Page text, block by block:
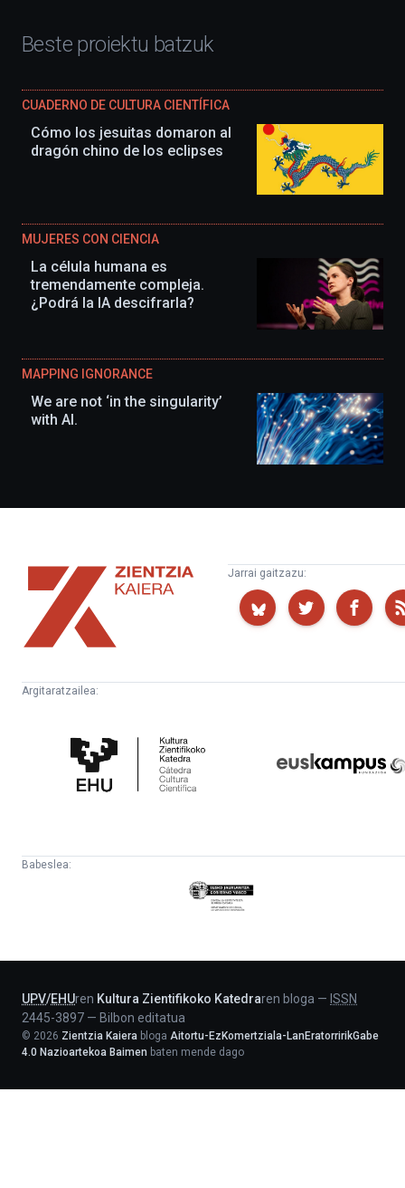
Beste proiektu batzuk
CUADERNO DE CULTURA CIENTÍFICA
Cómo los jesuitas domaron al
dragón chino de los eclipses
MUJERES CON CIENCIA
La célula humana es
tremendamente compleja.
¿Podrá la IA descifrarla?
MAPPING IGNORANCE
We are not ‘in the singularity’
with AI.
Zientzia
Kaiera
Jarrai gaitzazu:
Argitaratzailea:
Zientifikoko
Katedra
Babeslea:
Eusko
Jaurlaritza
UPV/EHUren Kultura Zientifikoko Katedraren bloga — ISSN
2445-3897 — Bilbon editatua
© 2026 Zientzia Kaiera bloga Aitortu-EzKomertziala-LanEratorririkGabe
4.0 Nazioartekoa Baimen baten mende dago